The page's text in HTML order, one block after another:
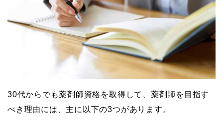
30代からでも薬剤師資格を取得して、薬剤師を目指す
べき理由には、主に以下の3つがあります。